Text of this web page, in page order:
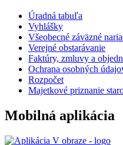
Úradná tabuľa
Vyhlášky
Všeobecné záväzné
Verejné obstarávanie
Faktúry, zmluvy a
Ochrana osobných
Rozpočet
Majetkové priznanie
Mobilná aplikácia